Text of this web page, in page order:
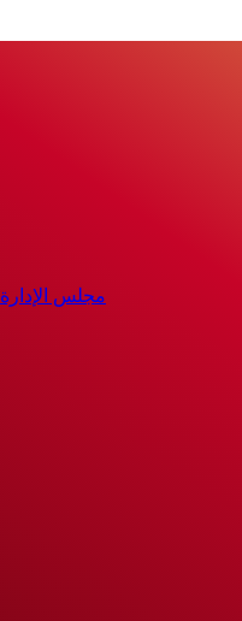
مجلس الإدارة